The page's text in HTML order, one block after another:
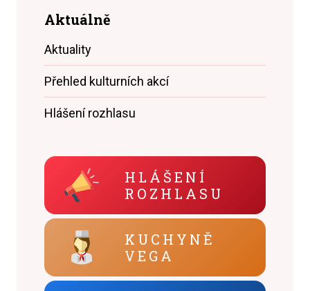
Aktuálně
Aktuality
Přehled kulturních akcí
Hlášení rozhlasu
HLÁŠENÍ
ROZHLASU
KUCHYNĚ
VEGA